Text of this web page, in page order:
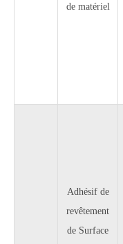
de matériel
Adhésif de
revêtement
de Surface